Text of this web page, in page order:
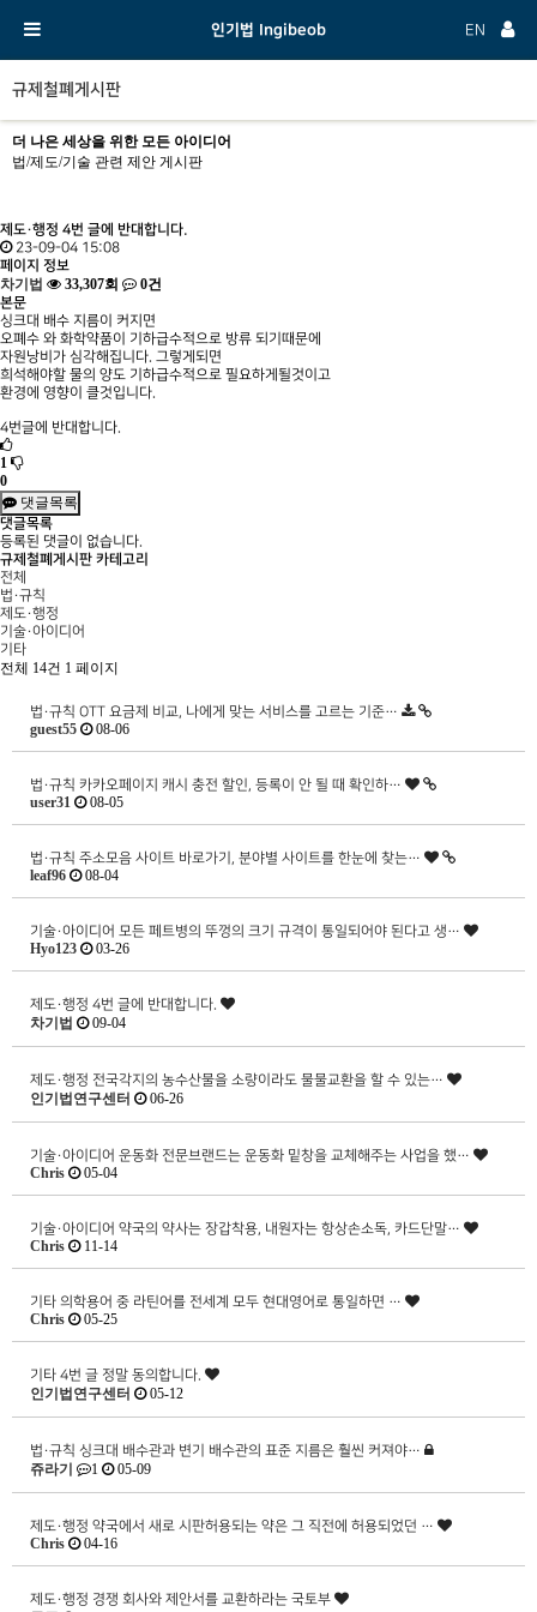
인기법 Ingibeob EN
규제철폐게시판
더 나은 세상을 위한 모든 아이디어
법/제도/기술 관련 제안 게시판
제도·행정 4번 글에 반대합니다.
23-09-04 15:08
페이지 정보
차기법 33,307회 0건
본문
싱크대 배수 지름이 커지면
오폐수 와 화학약품이 기하급수적으로 방류 되기때문에
자원낭비가 심각해집니다. 그렇게되면
희석해야할 물의 양도 기하급수적으로 필요하게될것이고
환경에 영향이 클것입니다.
4번글에 반대합니다.
1
0
댓글목록
댓글목록
등록된 댓글이 없습니다.
규제철폐게시판 카테고리
전체
법·규칙
제도·행정
기술·아이디어
기타
전체 14건 1 페이지
법·규칙 OTT 요금제 비교, 나에게 맞는 서비스를 고르는 기준…
guest55 08-06
법·규칙 카카오페이지 캐시 충전 할인, 등록이 안 될 때 확인하…
user31 08-05
법·규칙 주소모음 사이트 바로가기, 분야별 사이트를 한눈에 찾는…
leaf96 08-04
기술·아이디어 모든 페트병의 뚜껑의 크기 규격이 통일되어야 된다고 생…
Hyo123 03-26
제도·행정 4번 글에 반대합니다.
차기법 09-04
제도·행정 전국각지의 농수산물을 소량이라도 물물교환을 할 수 있는…
인기법연구센터 06-26
기술·아이디어 운동화 전문브랜드는 운동화 밑창을 교체해주는 사업을 했…
Chris 05-04
기술·아이디어 약국의 약사는 장갑착용, 내원자는 항상손소독, 카드단말…
Chris 11-14
기타 의학용어 중 라틴어를 전세계 모두 현대영어로 통일하면 …
Chris 05-25
기타 4번 글 정말 동의합니다.
인기법연구센터 05-12
법·규칙 싱크대 배수관과 변기 배수관의 표준 지름은 훨씬 커져야…
쥬라기 1 05-09
제도·행정 약국에서 새로 시판허용되는 약은 그 직전에 허용되었던 …
Chris 04-16
제도·행정 경쟁 회사와 제안서를 교환하라는 국토부